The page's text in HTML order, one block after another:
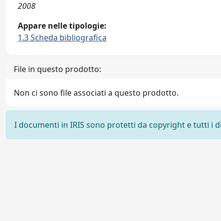
2008
Appare nelle tipologie:
1.3 Scheda bibliografica
File in questo prodotto:
Non ci sono file associati a questo prodotto.
I documenti in IRIS sono protetti da copyright e tutti i